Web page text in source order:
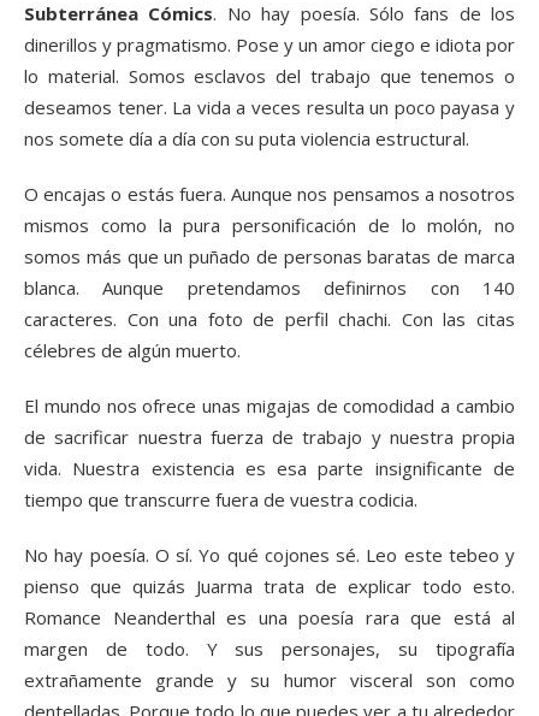
Subterránea Cómics. No hay poesía. Sólo fans de los
dinerillos y pragmatismo. Pose y un amor ciego e idiota por
lo material. Somos esclavos del trabajo que tenemos o
deseamos tener. La vida a veces resulta un poco payasa y
nos somete día a día con su puta violencia estructural.
O encajas o estás fuera. Aunque nos pensamos a nosotros
mismos como la pura personificación de lo molón, no
somos más que un puñado de personas baratas de marca
blanca. Aunque pretendamos definirnos con 140
caracteres. Con una foto de perfil chachi. Con las citas
célebres de algún muerto.
El mundo nos ofrece unas migajas de comodidad a cambio
de sacrificar nuestra fuerza de trabajo y nuestra propia
vida. Nuestra existencia es esa parte insignificante de
tiempo que transcurre fuera de vuestra codicia.
No hay poesía. O sí. Yo qué cojones sé. Leo este tebeo y
pienso que quizás Juarma trata de explicar todo esto.
Romance Neanderthal es una poesía rara que está al
margen de todo. Y sus personajes, su tipografía
extrañamente grande y su humor visceral son como
dentelladas. Porque todo lo que puedes ver a tu alrededor